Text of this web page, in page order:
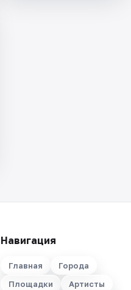
Навигация
Главная
Города
Площадки
Артисты